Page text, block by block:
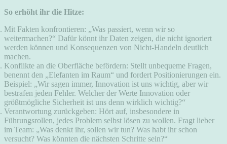
So erhöht ihr die Hitze:
Mit Fakten konfrontieren: „Was passiert, wenn wir so
weitermachen?“ Dafür könnt ihr Daten zeigen, die nicht ignoriert
werden können und Konsequenzen von Nicht-Handeln deutlich
machen.
Konflikte an die Oberfläche befördern: Stellt unbequeme Fragen,
benennt den „Elefanten im Raum“ und fordert Positionierungen ein.
Beispiel: „Wir sagen immer, Innovation ist uns wichtig, aber wir
bestrafen jeden Fehler. Welcher der Werte Innovation oder
größtmögliche Sicherheit ist uns denn wirklich wichtig?“
Verantwortung zurückgeben: Hört auf, insbesondere in
Führungsrollen, jedes Problem selbst lösen zu wollen. Fragt lieber
im Team: „Was denkt ihr, sollen wir tun? Was habt ihr schon
versucht? Was könnten die nächsten Schritte sein?“